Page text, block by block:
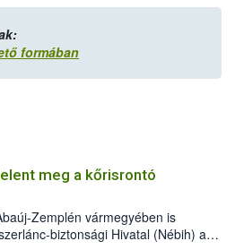
formában
meg a kőrisrontó
Zemplén vármegyében is
biztonsági Hivatal (Nébih) a